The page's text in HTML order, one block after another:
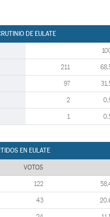
DE EULATE
211
97
2
1
EN EULATE
VOTOS
122
43